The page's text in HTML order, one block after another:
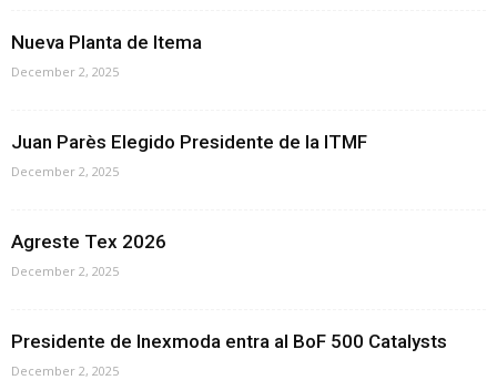
Nueva Planta de Itema
December 2, 2025
Juan Parès Elegido Presidente de la ITMF
December 2, 2025
Agreste Tex 2026
December 2, 2025
Presidente de Inexmoda entra al BoF 500 Catalysts
December 2, 2025